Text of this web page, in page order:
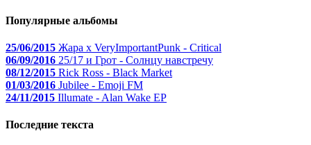
Популярные альбомы
25/06/2015 Жара x VeryImportantPunk - Critical
06/09/2016 25/17 и Грот - Солнцу навстречу
08/12/2015 Rick Ross - Black Market
01/03/2016 Jubilee - Emoji FM
24/11/2015 Illumate - Alan Wake EP
Последние текста